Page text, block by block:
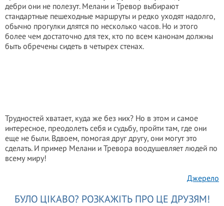
дебри они не полезут. Мелани и Тревор выбирают
стандартные пешеходные маршруты и редко уходят надолго,
обычно прогулки длятся по несколько часов. Но и этого
более чем достаточно для тех, кто по всем канонам должны
быть обречены сидеть в четырех стенах.
Трудностей хватает, куда же без них? Но в этом и самое
интересное, преодолеть себя и судьбу, пройти там, где они
еще не были. Вдвоем, помогая друг другу, они могут это
сделать. И пример Мелани и Тревора воодушевляет людей по
всему миру!
Джерело
БУЛО ЦІКАВО? РОЗКАЖІТЬ ПРО ЦЕ ДРУЗЯМ!